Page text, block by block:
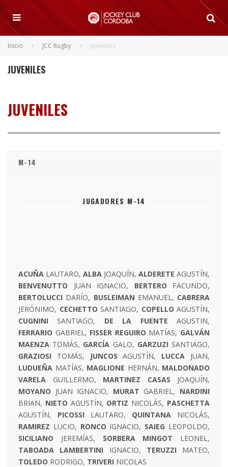
Inicio JCC Rugby Juveniles
JUVENILES
JUVENILES
M-14
JUGADORES M-14
ACUÑA LAUTARO, ALBA JOAQUÍN, ALDERETE AGUSTÍN,
BENVENUTTO JUAN IGNACIO, BERTERO FACUNDO,
BERTOLUCCI DARÍO, BUSLEIMAN EMANUEL, CABRERA
JERÓNIMO, CECHETTO SANTIAGO, COPELLO AGUSTÍN,
CUGNINI SANTIAGO, DE LA FUENTE AGUSTIN,
FERRARIO GABRIEL, FISSER REGUIRO MATÍAS, GALVÁN
MAENZA TOMÁS, GARCÍA GALO, GARZUZI SANTIAGO,
GRAZIOSI TOMÁS, JUNCOS AGUSTÍN, LUCCA JUAN,
LUDUEÑA MATÍAS, MAGLIONE HERNÁN, MALDONADO
VARELA GUILLERMO, MARTINEZ CASAS JOAQUÍN,
MOYANO JUAN IGNACIO, MURAT GABRIEL, NARDINI
BRIAN, NIETO AGUSTÍN, ORTIZ NICOLÁS, PASCHETTA
AGUSTÍN, PICOSSI LAUTARO, QUINTANA NICOLÁS,
RAMIREZ LUCIO, RONCO IGNACIO, SAIEG LEOPOLDO,
SICILIANO JEREMÍAS, SORBERA MINGOT LEONEL,
TABOADA LAMBERTINI IGNACIO, TERUZZI MATEO,
TOLEDO RODRIGO, TRIVERI NICOLAS